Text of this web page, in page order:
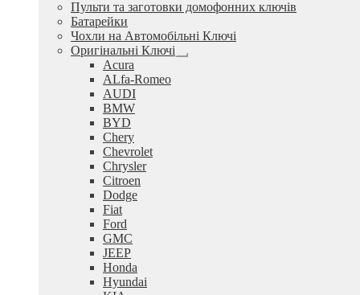
Пульти та заготовки домофонних ключів
Батарейки
Чохли на Автомобільні Ключі
Оригінальні Ключі
Розгорнуте
Acura
ALfa-Romeo
AUDI
BMW
BYD
Chery
Chevrolet
Chrysler
Citroen
Dodge
Fiat
Ford
GMC
JEEP
Honda
Hyundai